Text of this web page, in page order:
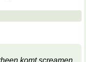
komt screamen